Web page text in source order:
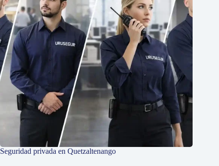
Seguridad privada en Quetzaltenango